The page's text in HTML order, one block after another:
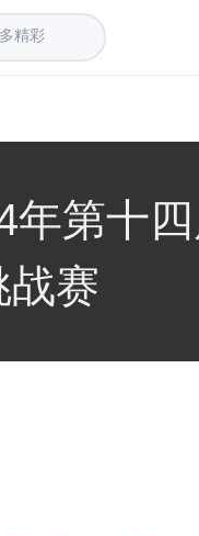
年第十
赛